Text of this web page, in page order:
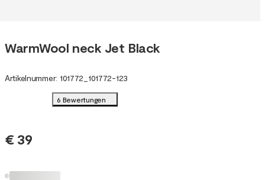
WarmWool neck Jet Black
Artikelnummer: 101772 101772-123
6 Bewertungen
€ 39